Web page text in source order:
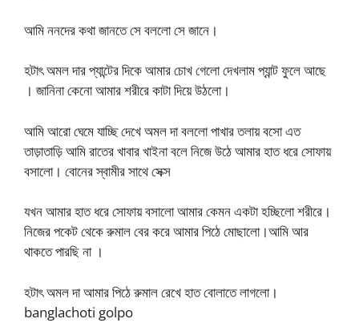
আমি ননদের কথা জানতে সে বললো সে জানে।
হটাৎ অমল দার প্যান্টের দিকে আমার চোখ গেলো দেখলাম প্যান্ট ফুলে আছে
। জানিনা কেনো আমার শরীরে কাটা দিয়ে উঠলো।
আমি আরো ঘেমে যাচ্ছি দেখে অমল দা বললো পাখার তলায় বসো এত
তাড়াতাড়ি আমি রাতের খাবার খাইনা বলে নিজে উঠে আমার হাত ধরে সোফায়
বসালো। বোনের স্বামীর সাথে সেক্স
যখন আমার হাত ধরে সোফায় বসালো আমার কেমন একটা হচ্ছিলো শরীরে।
নিজের পকেট থেকে রুমাল বের করে আমার পিঠে মোছালো।আমি আর
থাকতে পারছি না ।
হটাৎ অমল দা আমার পিঠে রুমাল রেখে হাত বোলাতে লাগলো।
banglachoti golpo